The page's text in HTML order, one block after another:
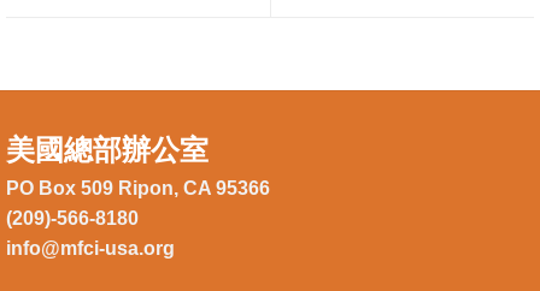
美國總部辦公室
PO Box 509 Ripon, CA 95366
(209)-566-8180
info@mfci-usa.org